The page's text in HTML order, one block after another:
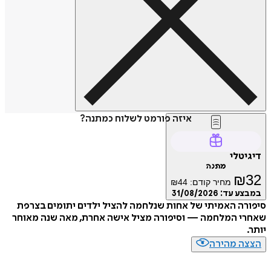
איזה פורמט לשלוח כמתנה?
₪ מחיר קודם: ₪44
עד:31/08/2026
האמיתי של אחות שנלחמה להציל ילדים יתומים בצרפת
המלחמה — וסיפורה מציל אישה אחרת, מאה שנה מאוחר
מהירה